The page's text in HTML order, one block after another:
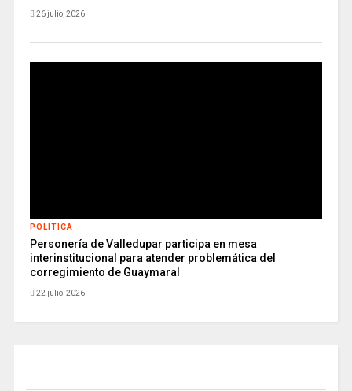
26 julio, 2026
POLITICA
Personería de Valledupar participa en mesa
interinstitucional para atender problemática del
corregimiento de Guaymaral
22 julio, 2026